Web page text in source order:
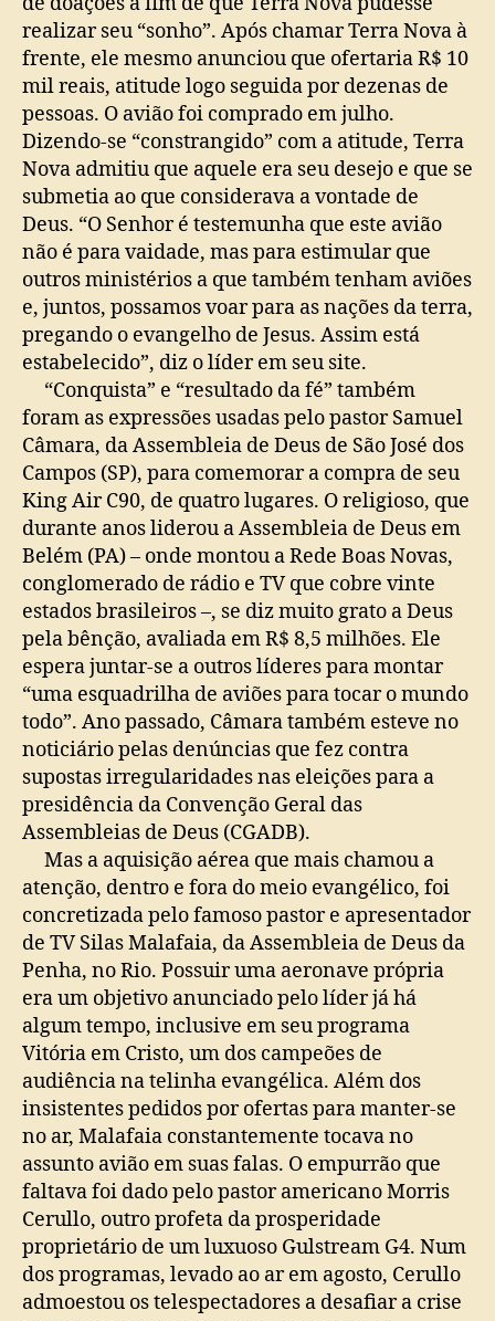
realizar seu “sonho”. Após chamar Terra Nova à
frente, ele mesmo anunciou que ofertaria R$ 10
mil reais, atitude logo seguida por dezenas de
pessoas. O avião foi comprado em julho.
Dizendo-se “constrangido” com a atitude, Terra
Nova admitiu que aquele era seu desejo e que se
submetia ao que considerava a vontade de
Deus. “O Senhor é testemunha que este avião
não é para vaidade, mas para estimular que
outros ministérios a que também tenham aviões
e, juntos, possamos voar para as nações da terra,
pregando o evangelho de Jesus. Assim está
estabelecido”, diz o líder em seu site.
“Conquista” e “resultado da fé” também
foram as expressões usadas pelo pastor Samuel
Câmara, da Assembleia de Deus de São José dos
Campos (SP), para comemorar a compra de seu
King Air C90, de quatro lugares. O religioso, que
durante anos liderou a Assembleia de Deus em
Belém (PA) – onde montou a Rede Boas Novas,
conglomerado de rádio e TV que cobre vinte
estados brasileiros –, se diz muito grato a Deus
pela bênção, avaliada em R$ 8,5 milhões. Ele
espera juntar-se a outros líderes para montar
“uma esquadrilha de aviões para tocar o mundo
todo”. Ano passado, Câmara também esteve no
noticiário pelas denúncias que fez contra
supostas irregularidades nas eleições para a
presidência da Convenção Geral das
Assembleias de Deus (CGADB).
Mas a aquisição aérea que mais chamou a
atenção, dentro e fora do meio evangélico, foi
concretizada pelo famoso pastor e apresentador
de TV Silas Malafaia, da Assembleia de Deus da
Penha, no Rio. Possuir uma aeronave própria
era um objetivo anunciado pelo líder já há
algum tempo, inclusive em seu programa
Vitória em Cristo, um dos campeões de
audiência na telinha evangélica. Além dos
insistentes pedidos por ofertas para manter-se
no ar, Malafaia constantemente tocava no
assunto avião em suas falas. O empurrão que
faltava foi dado pelo pastor americano Morris
Cerullo, outro profeta da prosperidade
proprietário de um luxuoso Gulstream G4. Num
dos programas, levado ao ar em agosto, Cerullo
admoestou os telespectadores a desafiar a crise